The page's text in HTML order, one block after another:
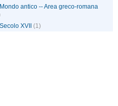
Mondo antico -- Area greco-romana
Secolo XVII (1)